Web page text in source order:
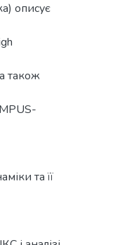
описує
також
та її